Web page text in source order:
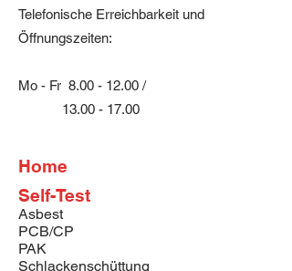
facher Grenzwert für Feinstäube.
Telefonische Erreichbarkeit und
Öffnungszeiten:
Mo - Fr 8.00 - 12.00 /
13.00 - 17.00
Home
Self-Test
Asbest
PCB/CP
PAK
Schlackenschüttung